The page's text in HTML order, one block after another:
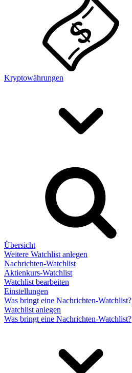
Kryptowährungen
Übersicht
Weitere Watchlist anlegen
Nachrichten-Watchlist
Aktienkurs-Watchlist
Watchlist bearbeiten
Einstellungen
Was bringt eine Nachrichten-Watchlist?
Watchlist anlegen
Was bringt eine Nachrichten-Watchlist?